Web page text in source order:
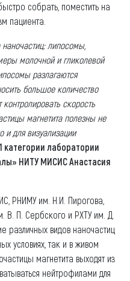
собрать, поместить на
пациента.
липосомы,
молочной и гликолевой
разлагаются
большое количество
скорость
магнетита полезны не
и для визуализации
категории лаборатории
НИТУ МИСИС Анастасия
РНИМУ им. Н.И. Пирогова,
В. П. Сербского и РХТУ им. Д.
различных видов наночастиц
условиях, так и в живом
магнетита выходят из
нейтрофилами для